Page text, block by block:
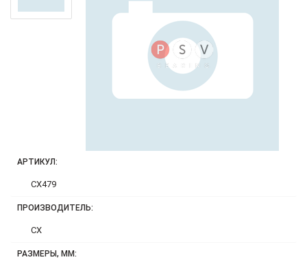
АРТИКУЛ:
CX479
ПРОИЗВОДИТЕЛЬ:
CX
РАЗМЕРЫ, ММ: